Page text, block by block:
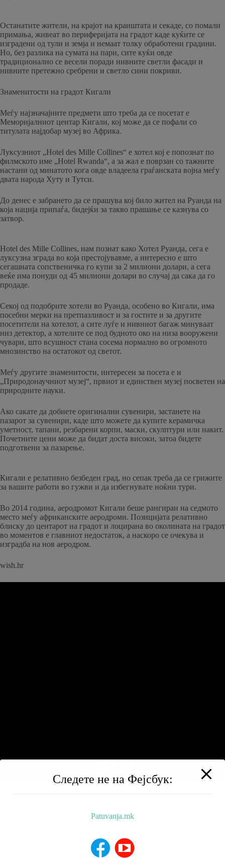
Останатите жители, на крајот на краиштата и секаде, со помали
примања, живеат во периферијата на градот каде куќите се
изградени од тули и земја и немаат толку обработени градини.
Но, без разлика на сумата на пари, сите куќи овде
традиционално се весели поради нивните светли фасади и
нивните претежно сребрени и светло сини покриви.
Знаменитости на градот Кигали
Меѓу најзначајните предмети што треба да се посетат е
Меморијалниот центар Кигали, кој може да се пофали со
титулата најдобар музеј во Африка.
Луксузниот „Hotel des Mille Collines“ е хотел кој е попознат по
филмското име „Hotel Rwanda“, а за жал е поврзан со тажните
настани од минатото кога овде владеела граѓанската војна меѓу
двата народа Хуту и ​​Тутси.
До денес е забрането да се прашува кој било жител на Руанда на
која нација припаѓа, бидејќи за такво прашање се казнува со
затвор.
Hotel des Mille Collines, нам познат како Хотел Руанда, сега е
луксузна зграда во која престојувавме, а интересно е што
сегашната сопственичка го купи за 2 милиони долари, а сега
веќе има понуди од 45 милиони долари во случај да сака да го
продаде.
Секој од подобрите хотели во Руанда, особено во Кигали, има
посебни мерки на претпазливост и за гостите и за другите
посетители на хотелот, а сите луѓе и нивниот багаж минуваат
низ детектор, а хотелите се под будното око на низа вооружени
чувари, што всушност стана сосема нормално во огромното
мнозинство на остатокот од светот.
Меѓу другите знаменитости, интересен за посета е и
„Природонаучниот музеј“, првиот и единствен музеј посветен на
природните науки.
Ако сакате да добиете оригинални сувенири, застанете на
пазарот за сувенири, каде што можете да купите керамичка
уметност, тапани, резбарени корпи, маски, скулптури или накит.
Почетните цени може да бидат доста високи, затоа бидете
подготвени за пазарење.
Кигали е релативно безбеден град, но сепак треба да се грижите
за вашите работи во гужви и да избегнувате ноќни тури.
Во 2014 година, аеродромот Кигали беше рангиран на седмото
место меѓу африканските аеродроми. Позицијата релативно
блиску до центарот на градот и лоцирана во околината на градот
во моментов е главниот недостаток, а наскоро се очекува и
изградба на нов аеродром.
wish.hr
BALKAN TRIP
НИЗ МАКЕДОНИЈА
Следете не на Фејсбук:
Patuvanja.mk